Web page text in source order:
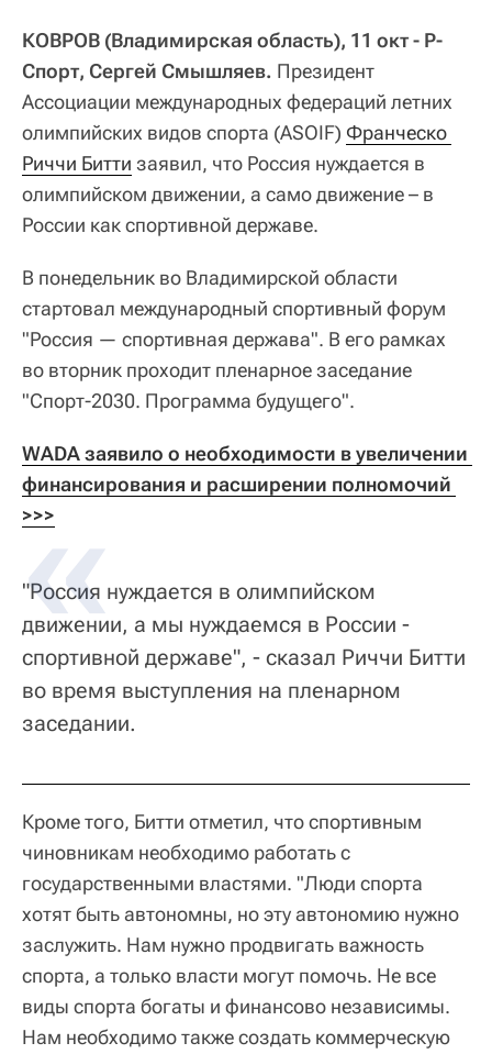
КОВРОВ (Владимирская область), 11 окт - Р-
Спорт, Сергей Смышляев. Президент
Ассоциации международных федераций летних
олимпийских видов спорта (ASOIF) Франческо
Риччи Битти заявил, что Россия нуждается в
олимпийском движении, а само движение – в
России как спортивной державе.
В понедельник во Владимирской области
стартовал международный спортивный форум
"Россия — спортивная держава". В его рамках
во вторник проходит пленарное заседание
"Спорт-2030. Программа будущего".
WADA заявило о необходимости в увеличении
финансирования и расширении полномочий
>>>
"Россия нуждается в олимпийском
движении, а мы нуждаемся в России -
спортивной державе", - сказал Риччи Битти
во время выступления на пленарном
заседании.
Кроме того, Битти отметил, что спортивным
чиновникам необходимо работать с
государственными властями. "Люди спорта
хотят быть автономны, но эту автономию нужно
заслужить. Нам нужно продвигать важность
спорта, а только власти могут помочь. Не все
виды спорта богаты и финансово независимы.
Нам необходимо также создать коммерческую